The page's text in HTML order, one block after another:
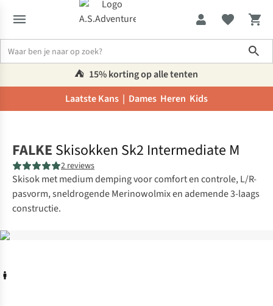
⛺️ 15% korting op alle tenten
Laatste Kans | Dames Heren Kids
FALKE Skisokken Sk2 Intermediate M
2 reviews
Skisok met medium demping voor comfort en controle, L/R-
pasvorm, sneldrogende Merinowolmix en ademende 3-laags
constructie.